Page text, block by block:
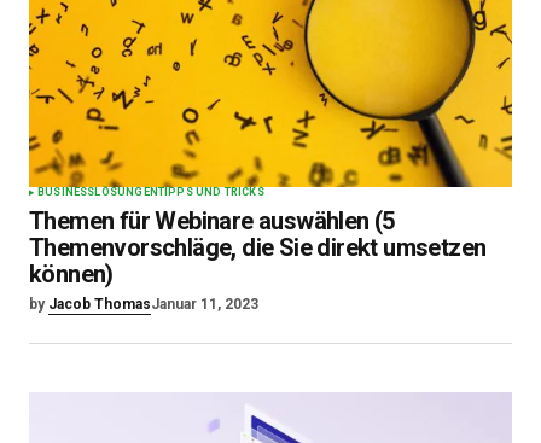
BUSINESS LÖSUNGENTIPPS UND TRICKS
Themen für Webinare auswählen (5
Themenvorschläge, die Sie direkt umsetzen
können)
by Jacob ThomasJanuar 11, 2023